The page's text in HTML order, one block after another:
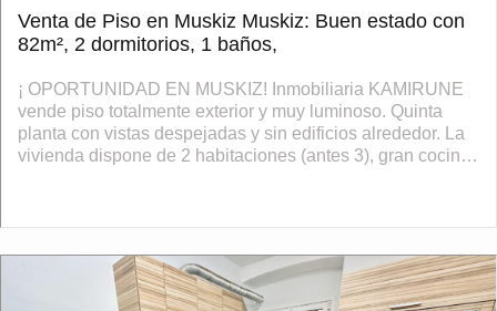
Venta de Piso en Muskiz Muskiz: Buen estado con
82m², 2 dormitorios, 1 baños,
¡ OPORTUNIDAD EN MUSKIZ! Inmobiliaria KAMIRUNE
vende piso totalmente exterior y muy luminoso. Quinta
planta con vistas despejadas y sin edificios alrededor. La
vivienda dispone de 2 habitaciones (antes 3), gran cocina